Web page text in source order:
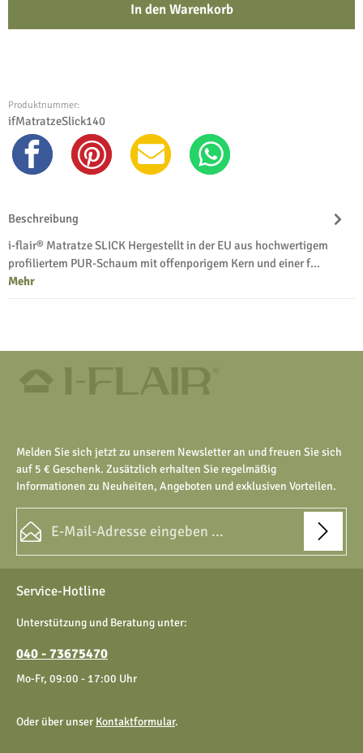
In den Warenkorb
Produktnummer:
ifMatratzeSlick140
Beschreibung
i-flair® Matratze SLICK Hergestellt in der EU aus hochwertigem
profiliertem PUR-Schaum mit offenporigem Kern und einer f…
Mehr
Melden Sie sich jetzt zu unserem Newsletter an und freuen Sie sich
auf 5 € Geschenk. Zusätzlich erhalten Sie regelmäßig
Informationen zu Neuheiten, Angeboten und exklusiven Vorteilen.
Datenschutz
Ich habe dieDatenschutzbestimmungen
genommen und dieAGBgelesen und bin mit ihnen
Die mit einem Stern (*) markierten Felder sind Pflichtfelder.
Service-Hotline
Unterstützung und Beratung unter:
040 - 73675470
Mo-Fr, 09:00 - 17:00 Uhr
Oder über unser Kontaktformular.